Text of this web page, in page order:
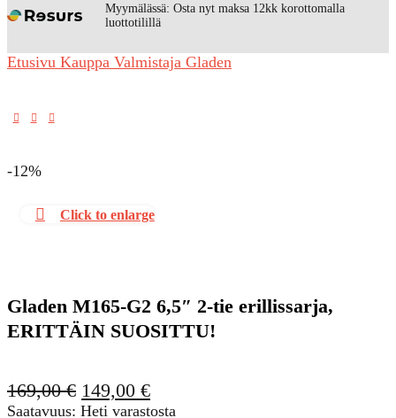
Myymälässä: Osta nyt maksa 12kk korottomalla
luottotilillä
Etusivu Kauppa Valmistaja Gladen
-12%
Click to enlarge
Gladen M165-G2 6,5″ 2-tie erillissarja,
ERITTÄIN SUOSITTU!
169,00€ Alkuperäinen
hinta
149,00 €Nykyinen
hinta
Saatavuus: Heti varastosta